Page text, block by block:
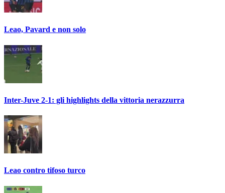
Leao, Pavard e non solo
Inter-Juve 2-1: gli highlights della vittoria nerazzurra
Leao contro tifoso turco